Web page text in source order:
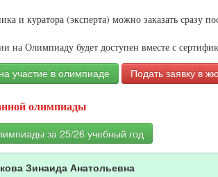
и куратора (эксперта) можно заказать сразу
на Олимпиаду будет доступен вместе с
участие в олимпиаде Подать заявку в
олимпиады
за 25/26 учебный год
Зинаида Анатольевна